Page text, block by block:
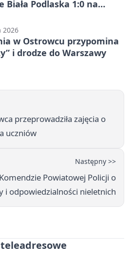
Biała Podlaska 1:0 na
2026
w Ostrowcu przypomina
i drodze do Warszawy
przeprowadziła zajęcia o
uczniów
Następny >>
Powiatowej Policji o
i odpowiedzialności nieletnich